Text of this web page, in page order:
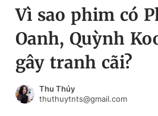
Chuyên mục
Chuyên mục khác
Chào ngày mới
Đổi mật khẩu
Tin đã lưu
Tin đã xem
Đăng xuất
Vì sao phim có
Oanh, Quỳnh
gây tranh cãi?
Thu Thủy
thuthuytnts@gmail.com